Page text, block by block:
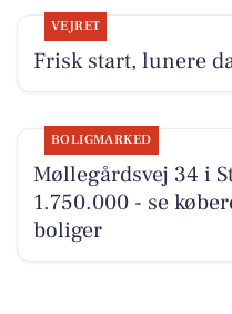
VEJRET
Frisk start, lunere
BOLIGMARKED
Møllegårdsvej 34 i
1.750.000 - se
boliger